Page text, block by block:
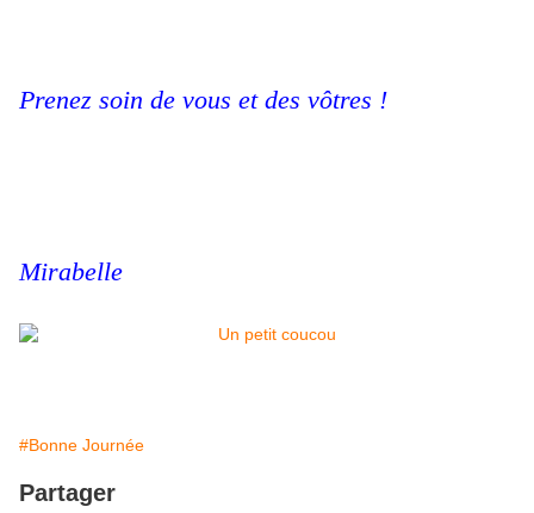
Prenez soin de vous et des vôtres !
Mirabelle
#Bonne Journée
Partager